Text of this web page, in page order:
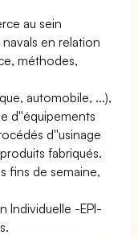
au sein
en relation
méthodes,
automobile, ...),
d''équipements
d''usinage
fabriqués.
fins de semaine,
Individuelle -EPI-